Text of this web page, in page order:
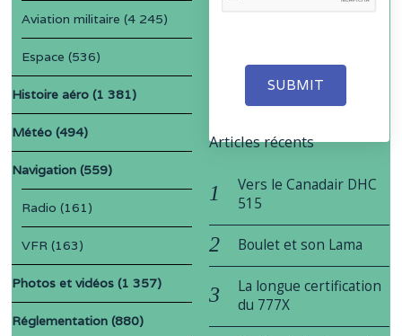
SUBMIT
Aviation militaire (4 245)
Espace (536)
Histoire aéro (1 381)
Météo (494)
Navigation (559)
Radio (161)
VFR (163)
Photos et vidéos (1 357)
Réglementation (880)
Articles récents
Vers le Canadair DHC
515
Boulet et son Lama
La longue certification
du 777X